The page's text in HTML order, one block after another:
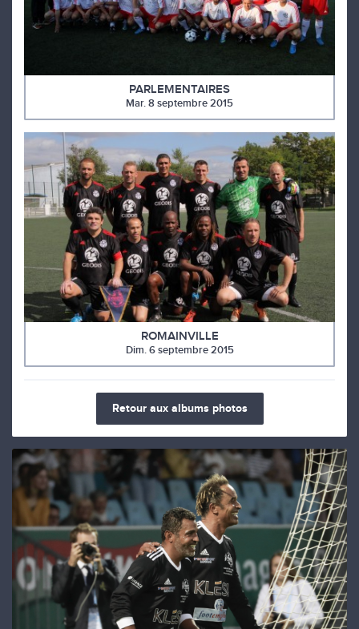
PARLEMENTAIRES
Mar. 8 septembre 2015
ROMAINVILLE
Dim. 6 septembre 2015
Retour aux albums photos